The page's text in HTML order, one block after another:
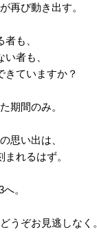
再び動き出す。
も、
者も、
きていますか？
期間のみ。
思い出は、
れるはず。
。
うぞお見逃しなく。